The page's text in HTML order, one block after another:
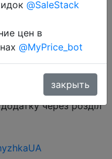
через розділ
@SaleStack
цен в
@MyPrice_bot
закрыть